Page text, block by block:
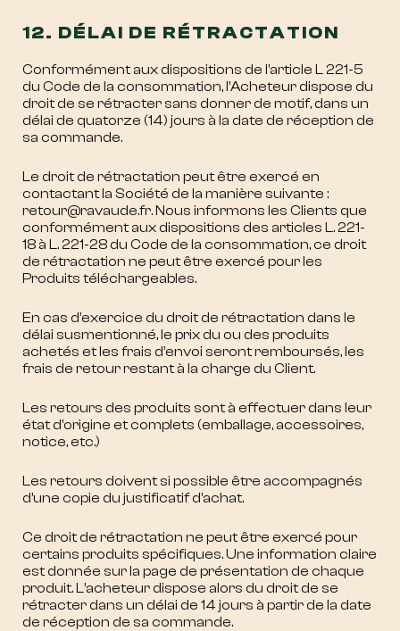
12. DÉLAI DE RÉTRACTATION
Conformément aux dispositions de l’article L 221-5
du Code de la consommation, l’Acheteur dispose du
droit de se rétracter sans donner de motif, dans un
délai de quatorze (14) jours à la date de réception de
sa commande.
Le droit de rétractation peut être exercé en
contactant la Société de la manière suivante :
retour@ravaude.fr. Nous informons les Clients que
conformément aux dispositions des articles L. 221-
18 à L. 221-28 du Code de la consommation, ce droit
de rétractation ne peut être exercé pour les
Produits téléchargeables.
En cas d’exercice du droit de rétractation dans le
délai susmentionné, le prix du ou des produits
achetés et les frais d’envoi seront remboursés, les
frais de retour restant à la charge du Client.
Les retours des produits sont à effectuer dans leur
état d’origine et complets (emballage, accessoires,
notice, etc.)
Les retours doivent si possible être accompagnés
d’une copie du justificatif d’achat.
Ce droit de rétractation ne peut être exercé pour
certains produits spécifiques. Une information claire
est donnée sur la page de présentation de chaque
produit. L’acheteur dispose alors du droit de se
rétracter dans un délai de 14 jours à partir de la date
de réception de sa commande.